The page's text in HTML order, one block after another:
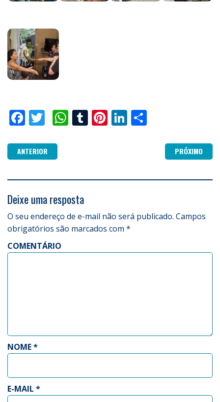
Facebook
TwitterWhatsApp
TumblrPinterestLinkedIn
ANTERIOR PRÓXIMO
Deixe uma resposta
O seu endereço de e-mail não será publicado. Campos
obrigatórios são marcados com *
COMENTÁRIO
NOME*
E-MAIL *